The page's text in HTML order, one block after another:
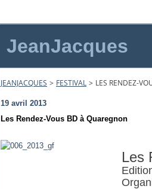
JeanJacques
JEANJACQUES > FESTIVAL > LES RENDEZ-
19 avril 2013
Les Rendez-Vous BD à Quaregnon
Les